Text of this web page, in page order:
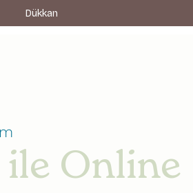
Dükkan
ile Online